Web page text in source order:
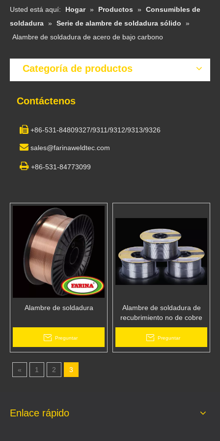
Usted está aquí: Hogar » Productos » Consumibles de
soldadura » Serie de alambre de soldadura sólido
»
Alambre de soldadura de acero de bajo carbono
Categoría de productos
Contáctenos
 +86-531-84809327/9311/9312/9313/9326
 sales@farinaweldtec.com
 +86-531-84773099
Alambre de soldadura
Preguntar
Alambre de soldadura de
recubrimiento no de cobre
Preguntar
« 1 2 3
Enlace rápido